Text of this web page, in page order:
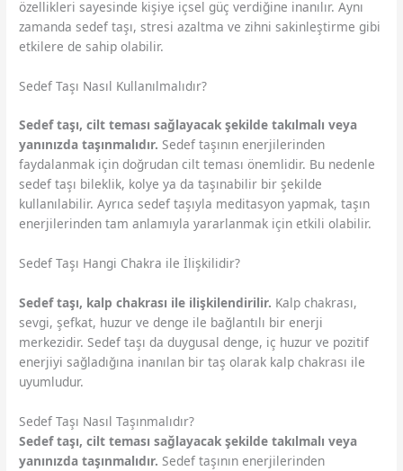
özellikleri sayesinde kişiye içsel güç verdiğine inanılır. Aynı
zamanda sedef taşı, stresi azaltma ve zihni sakinleştirme gibi
etkilere de sahip olabilir.
Sedef Taşı Nasıl Kullanılmalıdır?
Sedef taşı, cilt teması sağlayacak şekilde takılmalı veya
yanınızda taşınmalıdır. Sedef taşının enerjilerinden
faydalanmak için doğrudan cilt teması önemlidir. Bu nedenle
sedef taşı bileklik, kolye ya da taşınabilir bir şekilde
kullanılabilir. Ayrıca sedef taşıyla meditasyon yapmak, taşın
enerjilerinden tam anlamıyla yararlanmak için etkili olabilir.
Sedef Taşı Hangi Chakra ile İlişkilidir?
Sedef taşı, kalp chakrası ile ilişkilendirilir. Kalp chakrası,
sevgi, şefkat, huzur ve denge ile bağlantılı bir enerji
merkezidir. Sedef taşı da duygusal denge, iç huzur ve pozitif
enerjiyi sağladığına inanılan bir taş olarak kalp chakrası ile
uyumludur.
Sedef Taşı Nasıl Taşınmalıdır?
Sedef taşı, cilt teması sağlayacak şekilde takılmalı veya
yanınızda taşınmalıdır. Sedef taşının enerjilerinden